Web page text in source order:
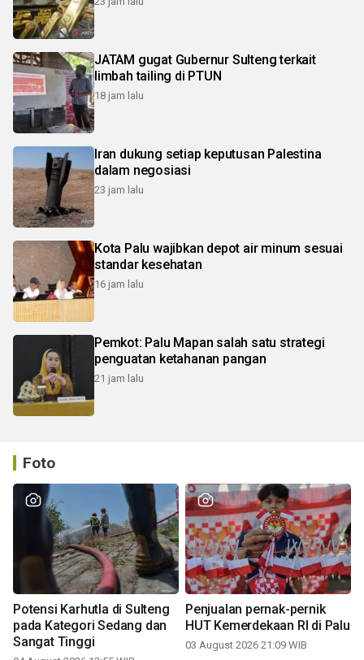
JATAM gugat Gubernur Sulteng terkait
limbah tailing di PTUN
18 jam lalu
Iran dukung setiap keputusan Palestina
dalam negosiasi
23 jam lalu
Kota Palu wajibkan depot air minum sesuai
standar kesehatan
16 jam lalu
Pemkot: Palu Mapan salah satu strategi
penguatan ketahanan pangan
21 jam lalu
Foto
Potensi Karhutla di Sulteng
pada Kategori Sedang dan
Sangat Tinggi
Penjualan pernak-pernik
HUT Kemerdekaan RI di Palu
03 August 2026 21:09 WIB